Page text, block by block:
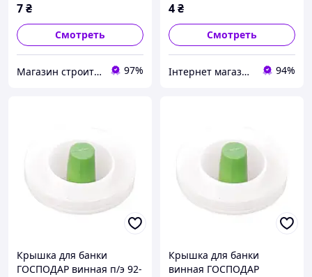
7₴
Смотреть
Магазин строительных материалов "СТРОИМ ВМЕСТЕ" 97%
4₴
Смотреть
Інтернет магазин "Shop Tools" 94%
Крышка для банки
ГОСПОДАР винная п/э 92-
Крышка для банки
винная ГОСПОДАР